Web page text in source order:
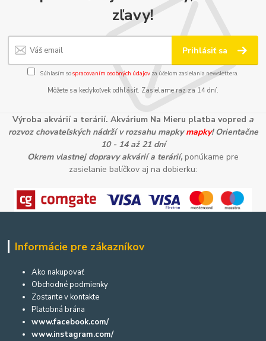
zľavy!
Prihlásiť sa
Súhlasím sospracovaním osobných údajov za účelom zasielania newslettera.
Môžete sa kedykoľvek odhlásiť. Zasielame raz za 14 dní.
Výroba akvárií a terárií. Akvárium Na Mieru platba vopred a
rozvoz chovateľských nádrží v rozsahu mapkymapky! Orientačne
10 - 14 až 21 dní
Okrem vlastnej dopravy akvárií a terárií, ponúkame pre
zasielanie balíčkov aj na dobierku:
Informácie pre zákazníkov
Ako nakupovať
Obchodné podmienky
Zostante v kontakte
Platobná brána
www.facebook.com/
www.instagram.com/